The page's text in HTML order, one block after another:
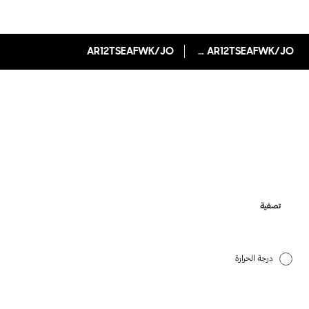
AR12TSEAFWK/JO مكيّف هواء حائطي مزود بعاكس رقمي وتقنية WindFree™ AR12TSEAFWK/JO
تصفية
درجة الحرارة